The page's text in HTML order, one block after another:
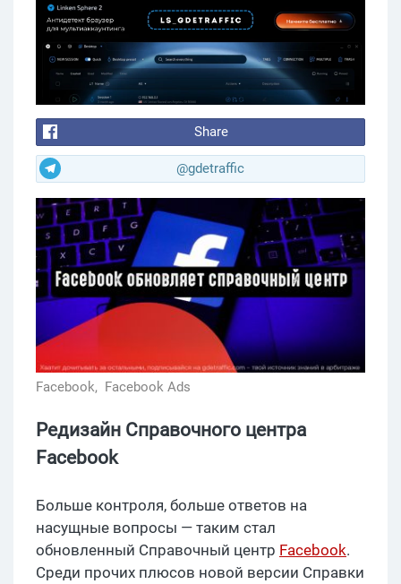
Share
@gdetraffic
Facebook, Facebook Ads
Редизайн Справочного центра
Facebook
Больше контроля, больше ответов на
насущные вопросы — таким стал
обновленный Справочный центр Facebook.
Среди прочих плюсов новой версии Справки